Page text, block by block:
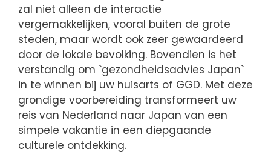
zal niet alleen de interactie
vergemakkelijken, vooral buiten de grote
steden, maar wordt ook zeer gewaardeerd
door de lokale bevolking. Bovendien is het
verstandig om `gezondheidsadvies Japan`
in te winnen bij uw huisarts of GGD. Met deze
grondige voorbereiding transformeert uw
reis van Nederland naar Japan van een
simpele vakantie in een diepgaande
culturele ontdekking.